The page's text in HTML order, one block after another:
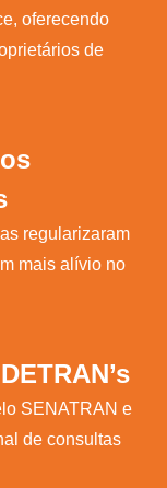
oferecendo
de
regularizaram
mais alívio no
SENATRAN e
de consultas